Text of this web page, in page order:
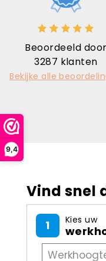
9,4
Beoordeeld door
3287 klanten
Bekijke alle
Snel geleverd
Brand Horninge - 07-
Vind snel
1 Kies uw